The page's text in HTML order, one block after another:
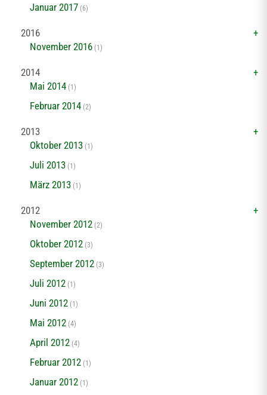
Januar 2017 (6)
2016
November 2016 (1)
2014
Mai 2014 (1)
Februar 2014 (2)
2013
Oktober 2013 (1)
Juli 2013 (1)
März 2013 (1)
2012
November 2012 (2)
Oktober 2012 (3)
September 2012 (3)
Juli 2012 (1)
Juni 2012 (1)
Mai 2012 (4)
April 2012 (4)
Februar 2012 (1)
Januar 2012 (1)